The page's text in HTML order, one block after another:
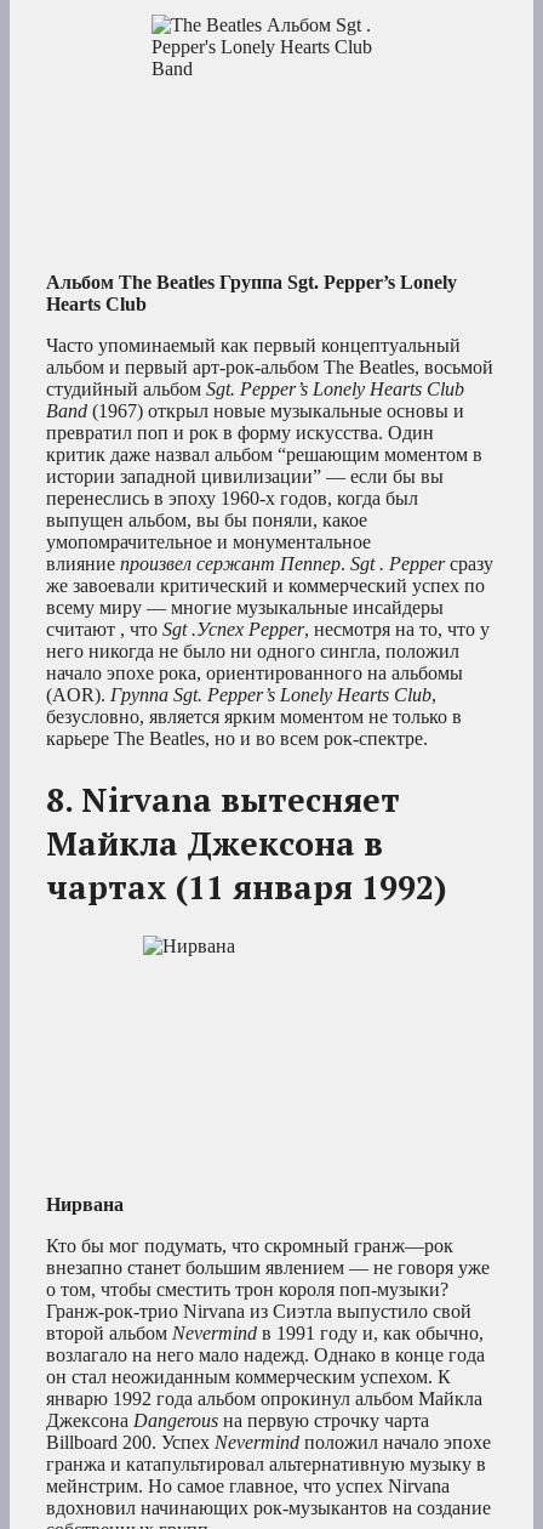
Альбом The Beatles Группа Sgt. Pepper’s Lonely
Hearts Club
Часто упоминаемый как первый концептуальный
альбом и первый арт-рок-альбом The Beatles, восьмой
студийный альбом Sgt. Pepper’s Lonely Hearts Club
Band (1967) открыл новые музыкальные основы и
превратил поп и рок в форму искусства. Один
критик даже назвал альбом “решающим моментом в
истории западной цивилизации” — если бы вы
перенеслись в эпоху 1960-х годов, когда был
выпущен альбом, вы бы поняли, какое
умопомрачительное и монументальное
влияние произвел сержант Пеппер. Sgt . Pepperсразу
же завоевали критический и коммерческий успех по
всему миру — многие музыкальные инсайдеры
считают , что Sgt .Успех Pepper, несмотря на то, что у
него никогда не было ни одного сингла, положил
начало эпохе рока, ориентированного на альбомы
(AOR). Группа Sgt. Pepper’s Lonely Hearts Club,
безусловно, является ярким моментом не только в
карьере The Beatles, но и во всем рок-спектре.
8. Nirvana вытесняет
Майкла Джексона в
чартах (11 января 1992)
Нирвана
Кто бы мог подумать, что скромный гранж—рок
внезапно станет большим явлением — не говоря уже
о том, чтобы сместить трон короля поп-музыки?
Гранж-рок-трио Nirvana из Сиэтла выпустило свой
второй альбом Nevermind в 1991 году и, как обычно,
возлагало на него мало надежд. Однако в конце года
он стал неожиданным коммерческим успехом. К
январю 1992 года альбом опрокинул альбом Майкла
Джексона Dangerous на первую строчку чарта
Billboard 200. Успех Nevermind положил начало эпохе
гранжа и катапультировал альтернативную музыку в
мейнстрим. Но самое главное, что успех Nirvana
вдохновил начинающих рок-музыкантов на создание